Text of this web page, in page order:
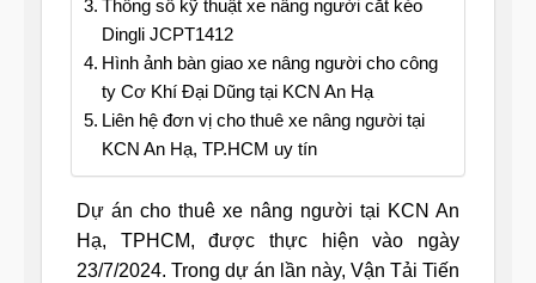
Thông số kỹ thuật xe nâng người cắt kéo
Dingli JCPT1412
Hình ảnh bàn giao xe nâng người cho công
ty Cơ Khí Đại Dũng tại KCN An Hạ
Liên hệ đơn vị cho thuê xe nâng người tại
KCN An Hạ, TP.HCM uy tín
Dự án cho thuê xe nâng người tại KCN An
Hạ, TPHCM, được thực hiện vào ngày
23/7/2024. Trong dự án lần này, Vận Tải Tiến